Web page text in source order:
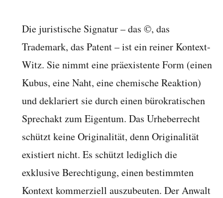
Die juristische Signatur – das ©, das
Trademark, das Patent – ist ein reiner Kontext-
Witz. Sie nimmt eine präexistente Form (einen
Kubus, eine Naht, eine chemische Reaktion)
und deklariert sie durch einen bürokratischen
Sprechakt zum Eigentum. Das Urheberrecht
schützt keine Originalität, denn Originalität
existiert nicht. Es schützt lediglich die
exklusive Berechtigung, einen bestimmten
Kontext kommerziell auszubeuten. Der Anwalt